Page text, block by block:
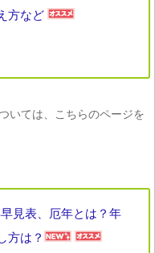
方など
いては、こちらのページを
見表、厄年とは？年
方は？